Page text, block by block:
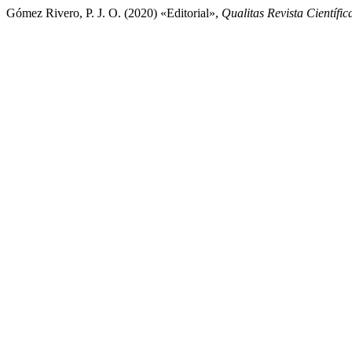
Gómez Rivero, P. J. O. (2020) «Editorial», Qualitas Revista